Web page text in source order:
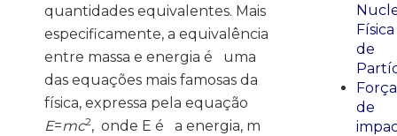
quantidades equivalentes. Mais
especificamente, a equivalência
entre massa e energia é uma
das equações mais famosas da
física, expressa pela equação
E=mc2, onde E é a energia, m
Física
de
Força
de